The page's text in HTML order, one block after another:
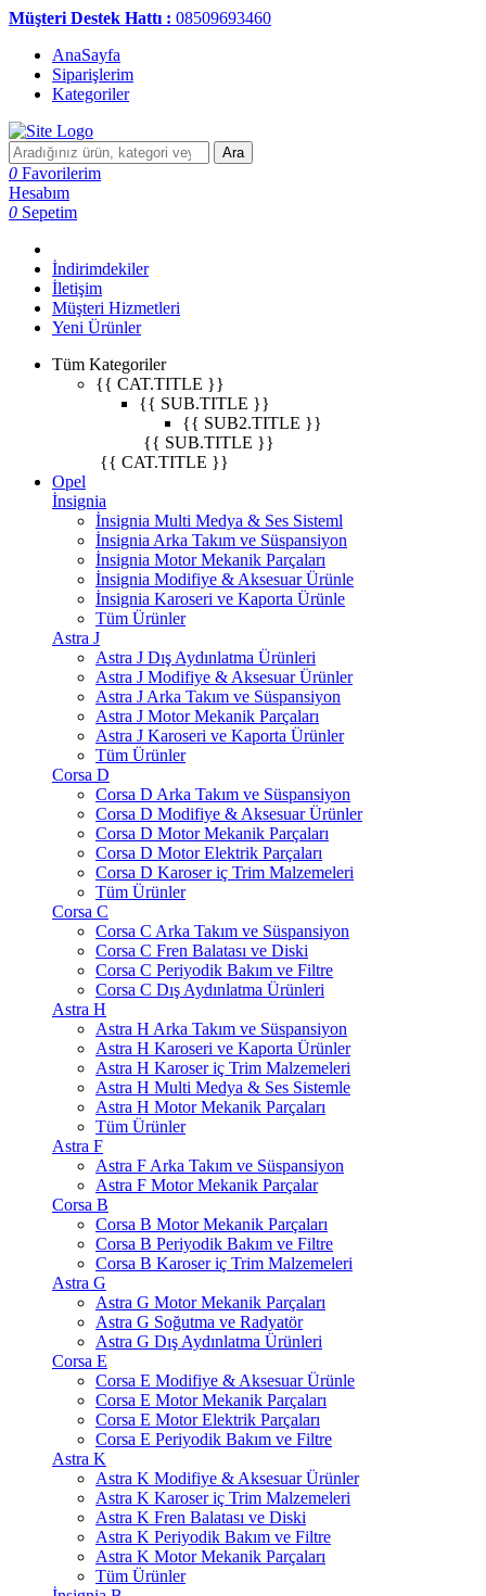
Müşteri Destek Hattı : 08509693460
AnaSayfa
Siparişlerim
Kategoriler
Ara
0 Favorilerim
Hesabım
0 Sepetim
İndirimdekiler
İletişim
Müşteri Hizmetleri
Yeni Ürünler
Tüm Kategoriler
{{ CAT.TITLE }}
{{ SUB.TITLE }}
{{ SUB2.TITLE }}
{{ SUB.TITLE }}
{{ CAT.TITLE }}
Opel
İnsignia
İnsignia Multi Medya & Ses Sisteml
İnsignia Arka Takım ve Süspansiyon
İnsignia Motor Mekanik Parçaları
İnsignia Modifiye & Aksesuar Ürünle
İnsignia Karoseri ve Kaporta Ürünle
Tüm Ürünler
Astra J
Astra J Dış Aydınlatma Ürünleri
Astra J Modifiye & Aksesuar Ürünler
Astra J Arka Takım ve Süspansiyon
Astra J Motor Mekanik Parçaları
Astra J Karoseri ve Kaporta Ürünler
Tüm Ürünler
Corsa D
Corsa D Arka Takım ve Süspansiyon
Corsa D Modifiye & Aksesuar Ürünler
Corsa D Motor Mekanik Parçaları
Corsa D Motor Elektrik Parçaları
Corsa D Karoser iç Trim Malzemeleri
Tüm Ürünler
Corsa C
Corsa C Arka Takım ve Süspansiyon
Corsa C Fren Balatası ve Diski
Corsa C Periyodik Bakım ve Filtre
Corsa C Dış Aydınlatma Ürünleri
Astra H
Astra H Arka Takım ve Süspansiyon
Astra H Karoseri ve Kaporta Ürünler
Astra H Karoser iç Trim Malzemeleri
Astra H Multi Medya & Ses Sistemle
Astra H Motor Mekanik Parçaları
Tüm Ürünler
Astra F
Astra F Arka Takım ve Süspansiyon
Astra F Motor Mekanik Parçalar
Corsa B
Corsa B Motor Mekanik Parçaları
Corsa B Periyodik Bakım ve Filtre
Corsa B Karoser iç Trim Malzemeleri
Astra G
Astra G Motor Mekanik Parçaları
Astra G Soğutma ve Radyatör
Astra G Dış Aydınlatma Ürünleri
Corsa E
Corsa E Modifiye & Aksesuar Ürünle
Corsa E Motor Mekanik Parçaları
Corsa E Motor Elektrik Parçaları
Corsa E Periyodik Bakım ve Filtre
Astra K
Astra K Modifiye & Aksesuar Ürünler
Astra K Karoser iç Trim Malzemeleri
Astra K Fren Balatası ve Diski
Astra K Periyodik Bakım ve Filtre
Astra K Motor Mekanik Parçaları
Tüm Ürünler